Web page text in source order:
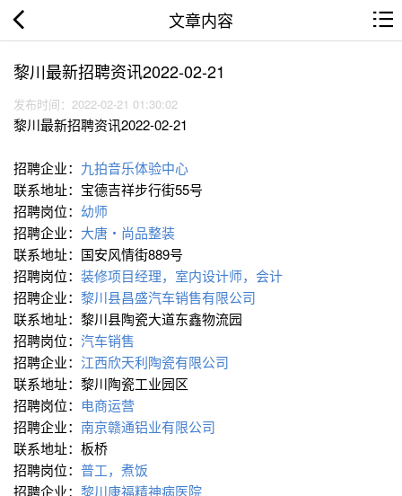
文章内容
黎川最新招聘资讯2022-02-21
发布时间：2022-02-21 01:30:02
黎川最新招聘资讯2022-02-21
招聘企业： 九拍音乐体验中心
联系地址：宝德吉祥步行街55号
招聘岗位： 幼师
招聘企业： 大唐・尚品整装
联系地址：国安风情街889号
招聘岗位： 装修项目经理，室内设计师，会计
招聘企业： 黎川县昌盛汽车销售有限公司
联系地址：黎川县陶瓷大道东鑫物流园
招聘岗位： 汽车销售
招聘企业： 江西欣天利陶瓷有限公司
联系地址：黎川陶瓷工业园区
招聘岗位： 电商运营
招聘企业： 南京赣通铝业有限公司
联系地址：板桥
招聘岗位： 普工，煮饭
招聘企业： 黎川康福精神病医院